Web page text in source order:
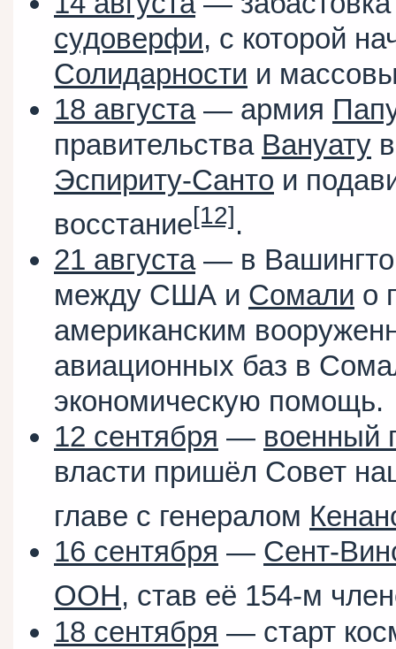
судоверфи, с которой
Солидарности и
18 августа— армия
правительства Вануату
Эспириту-Санто и
восстание[12].
21 августа— в
между США и Сомали о
американским
авиационных баз в
экономическую помощь.
12 сентября — военный
власти пришёл Совет
главе с генералом
16 сентября — Сент-
ООН, став её 154-м
18 сентября — старт